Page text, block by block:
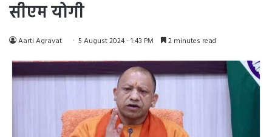
सीएम योगी
Aarti Agravat 5 August 2024 - 1:43 PM 2 minutes read